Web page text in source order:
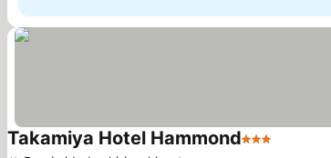
Takamiya Hotel Hammond3 Estrelas